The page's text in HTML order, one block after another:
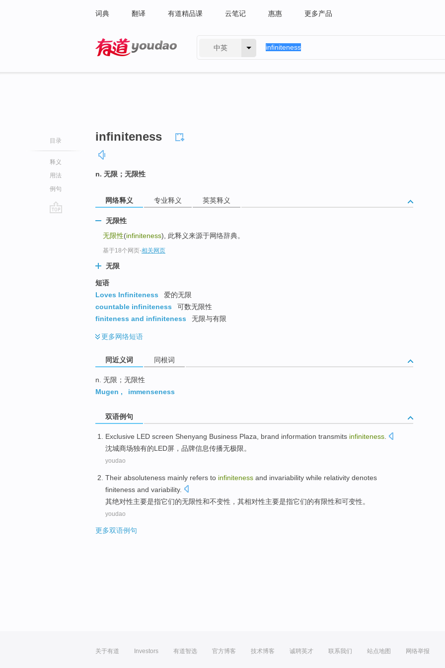
词典 翻译 有道精品课 云笔记 惠惠 更多产品
中英
目录
释义
用法
例句
infiniteness
n. 无限；无限性
网络释义 专业释义 英英释义
无限性
无限性(infiniteness), 此释义来源于网络辞典。
基于18个网页-相关网页
无限
短语
Loves Infiniteness
爱的无限
countable infiniteness
可数无限性
finiteness and infiniteness
无限与有限
更多网络短语
同近义词 同根词
n. 无限；无限性
Mugen , immenseness
双语例句
Exclusive LED screen Shenyang Business Plaza, brand information transmits infiniteness
沈城商场独有的LED屏 ， 品牌信息传播无极限。
youdao
Their absoluteness mainly refers to infiniteness and invariability while relativity denotes
finiteness and variability.
其绝对性主要是指它们的无限性和不变性 ，其相对性主要是指它们的有限性和可变性。
youdao
更多双语例句
关于有道 Investors 有道智选 官方博客 技术博客 诚聘英才 联系我们 站点地图 网络举报